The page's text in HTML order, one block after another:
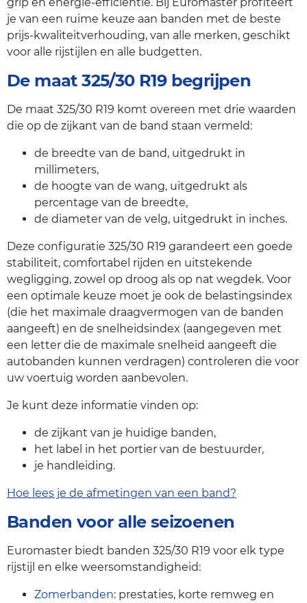
je van een ruime keuze aan banden met de beste
prijs-kwaliteitverhouding, van alle merken, geschikt
voor alle rijstijlen en alle budgetten.
De maat 325/30 R19 begrijpen
De maat 325/30 R19 komt overeen met drie waarden
die op de zijkant van de band staan vermeld:
de breedte van de band, uitgedrukt in
millimeters,
de hoogte van de wang, uitgedrukt als
percentage van de breedte,
de diameter van de velg, uitgedrukt in inches.
Deze configuratie 325/30 R19 garandeert een goede
stabiliteit, comfortabel rijden en uitstekende
wegligging, zowel op droog als op nat wegdek. Voor
een optimale keuze moet je ook de belastingsindex
(die het maximale draagvermogen van de banden
aangeeft) en de snelheidsindex (aangegeven met
een letter die de maximale snelheid aangeeft die
autobanden kunnen verdragen) controleren die voor
uw voertuig worden aanbevolen.
Je kunt deze informatie vinden op:
de zijkant van je huidige banden,
het label in het portier van de bestuurder,
je handleiding.
Hoe lees je de afmetingen van een band?
Banden voor alle seizoenen
Euromaster biedt banden 325/30 R19 voor elk type
rijstijl en elke weersomstandigheid:
Zomerbanden: prestaties, korte remweg en